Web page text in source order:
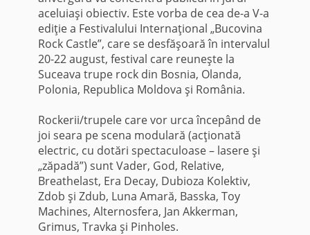
aceluiaşi obiectiv. Este vorba de cea de-a V-a
ediţie a Festivalului Internaţional „Bucovina
Rock Castle”, care se desfăşoară în intervalul
20-22 august, festival care reuneşte la
Suceava trupe rock din Bosnia, Olanda,
Polonia, Republica Moldova şi România.
Rockerii/trupele care vor urca începând de
joi seara pe scena modulară (acţionată
electric, cu dotări spectaculoase – lasere şi
„zăpadă”) sunt Vader, God, Relative,
Breathelast, Era Decay, Dubioza Kolektiv,
Zdob şi Zdub, Luna Amară, Basska, Toy
Machines, Alternosfera, Jan Akkerman,
Grimus, Travka şi Pinholes.